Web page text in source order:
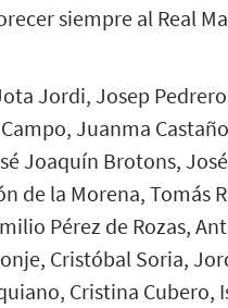
siempre al Real
Jordi, Josep
Juanma
Joaquín Brotons,
de la Morena, Tomás
Pérez de Rozas,
Cristóbal Soria,
Cristina Cubero,